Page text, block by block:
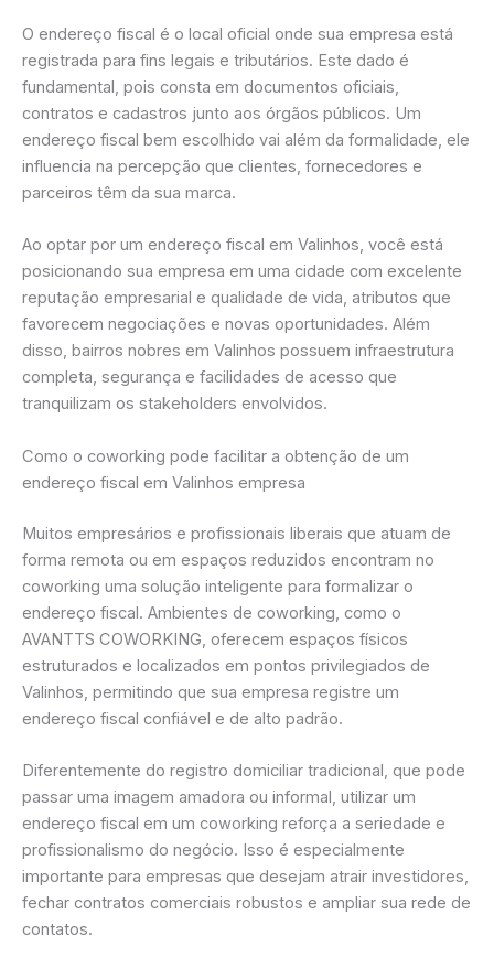
O endereço fiscal é o local oficial onde sua empresa está
registrada para fins legais e tributários. Este dado é
fundamental, pois consta em documentos oficiais,
contratos e cadastros junto aos órgãos públicos. Um
endereço fiscal bem escolhido vai além da formalidade, ele
influencia na percepção que clientes, fornecedores e
parceiros têm da sua marca.
Ao optar por um endereço fiscal em Valinhos, você está
posicionando sua empresa em uma cidade com excelente
reputação empresarial e qualidade de vida, atributos que
favorecem negociações e novas oportunidades. Além
disso, bairros nobres em Valinhos possuem infraestrutura
completa, segurança e facilidades de acesso que
tranquilizam os stakeholders envolvidos.
Como o coworking pode facilitar a obtenção de um
endereço fiscal em Valinhos empresa
Muitos empresários e profissionais liberais que atuam de
forma remota ou em espaços reduzidos encontram no
coworking uma solução inteligente para formalizar o
endereço fiscal. Ambientes de coworking, como o
AVANTTS COWORKING, oferecem espaços físicos
estruturados e localizados em pontos privilegiados de
Valinhos, permitindo que sua empresa registre um
endereço fiscal confiável e de alto padrão.
Diferentemente do registro domiciliar tradicional, que pode
passar uma imagem amadora ou informal, utilizar um
endereço fiscal em um coworking reforça a seriedade e
profissionalismo do negócio. Isso é especialmente
importante para empresas que desejam atrair investidores,
fechar contratos comerciais robustos e ampliar sua rede de
contatos.